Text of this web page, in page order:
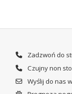
Zadzwoń do
Czujny non
Wyślij do nas